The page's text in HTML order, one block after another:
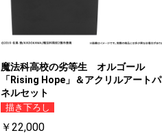
魔法科高校の劣等生 オルゴール
「Rising Hope」＆アクリルアートパ
ネルセット
描き下ろし
￥22,000